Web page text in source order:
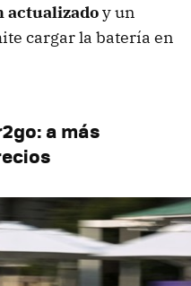
actualizadoy un
cargar la batería en
a más